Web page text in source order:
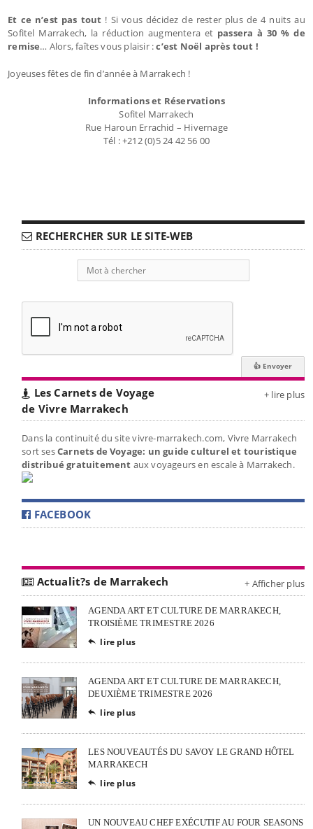
Et ce n’est pas tout ! Si vous décidez de rester plus de 4 nuits au
Sofitel Marrakech, la réduction augmentera et passera à 30 % de
remise… Alors, faîtes vous plaisir :c’est Noël après tout !
Joyeuses fêtes de fin d’année à Marrakech !
Informations et Réservations
Sofitel Marrakech
Rue Haroun Errachid – Hivernage
Tél : +212 (0)5 24 42 56 00
RECHERCHER SUR LE SITE-WEB
Les Carnets de Voyage
de Vivre Marrakech
+ lire plus
Dans la continuité du site vivre-marrakech.com, Vivre Marrakech
sort sesCarnets de Voyage: un guide culturel et touristique
distribué gratuitement aux voyageurs en escale à Marrakech.
FACEBOOK
Actualit?s de Marrakech + Afficher plus
AGENDA ART ET CULTURE DE MARRAKECH,
TROISIÈME TRIMESTRE 2026
 lire plus
AGENDA ART ET CULTURE DE MARRAKECH,
DEUXIÈME TRIMESTRE 2026
 lire plus
LES NOUVEAUTÉS DU SAVOY LE GRAND HÔTEL
MARRAKECH
 lire plus
UN NOUVEAU CHEF EXÉCUTIF AU FOUR SEASONS